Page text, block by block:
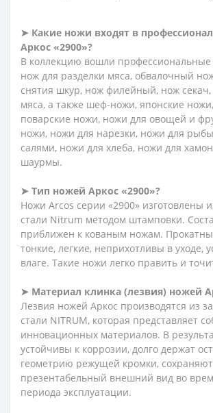
➤ Какие ножи входят в
Аркос «2900»?
В коллекцию вошли
нож для разделки мяса, обвалочный
снятия шкур, нож филейный, нож секач,
мяса, а также шеф-ножи, японские
поварские ножи, ножи для овощей и
ножи, ножи для нарезки, ножи для
салями, ножи для хлеба, ножи для
шаурмы.
➤ Тип ножей Аркос «2900»?
Ножи Arcos серии «2900» изготовлены
стали Nitrum методом штамповки.
приближен к кованым ножам.
тонкие, легкие, неприхотливы в уходе,
влаге. Такие ножи легко править и
➤ Материал клинка (лезвия) ножей
Лезвия ножей Аркос производятся из
стали NITRUM, которая представляет
инновационных материалов. В
устойчивы к коррозии, долго держат
геометрию режущей кромки, сохраняют
презентабельный внешний вид во
периода эксплуатации.